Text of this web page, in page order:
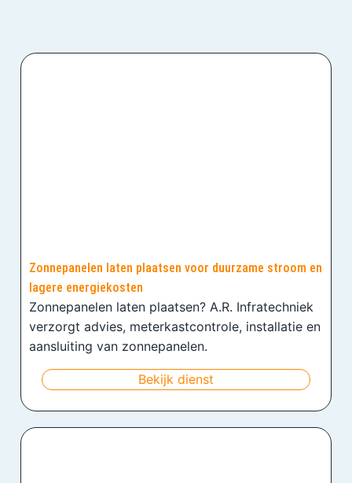
Zonnepanelen laten plaatsen voor duurzame stroom en
lagere energiekosten
Zonnepanelen laten plaatsen? A.R. Infratechniek
verzorgt advies, meterkastcontrole, installatie en
aansluiting van zonnepanelen.
Bekijk dienst